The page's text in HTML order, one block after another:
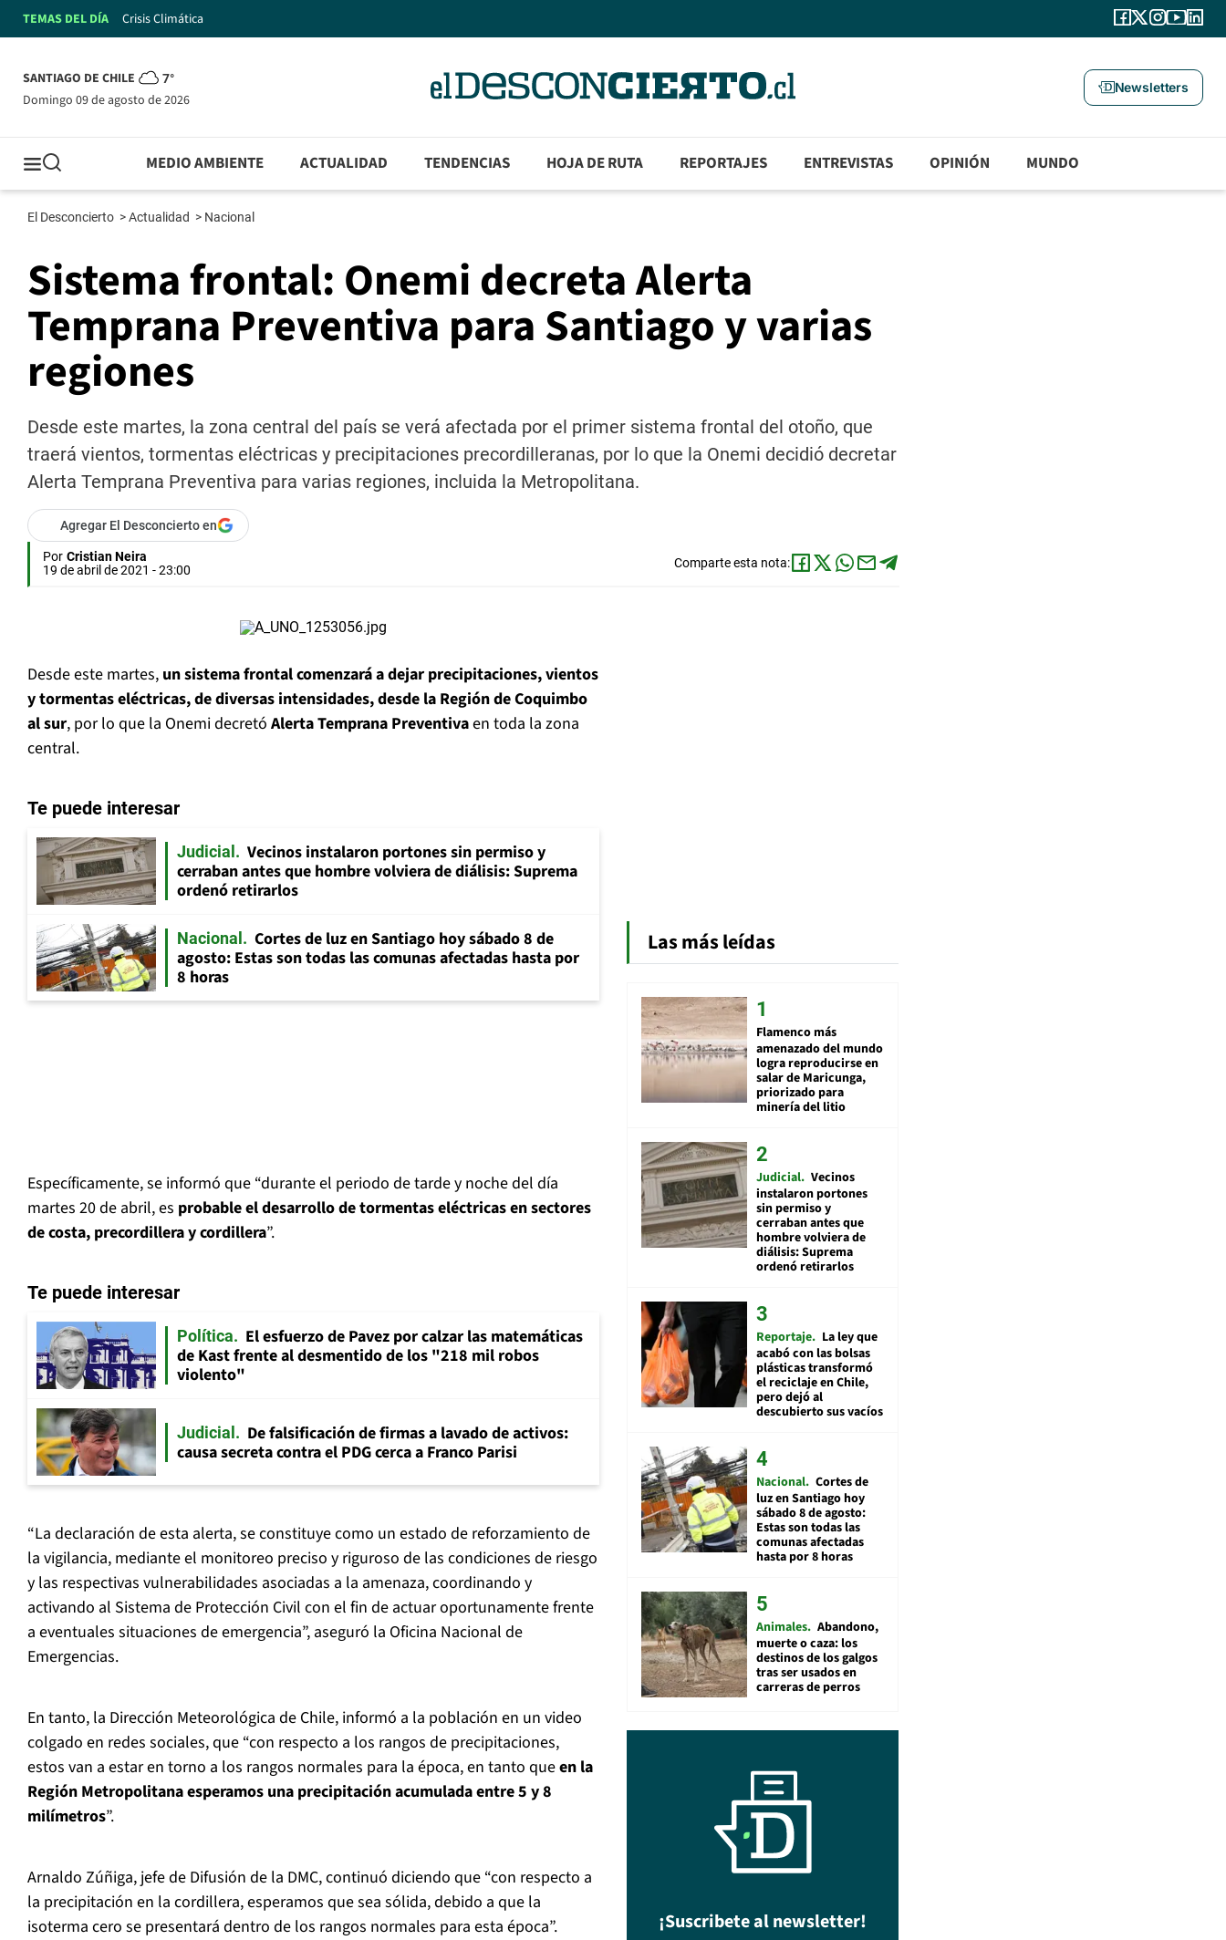
TEMAS DEL DÍA Crisis Climática
SANTIAGO DE CHILE 7°
domingo 09 de agosto de 2026
Newsletters
MEDIO AMBIENTE ACTUALIDAD TENDENCIAS HOJA DE RUTA REPORTAJES ENTREVISTAS OPINIÓN MUNDO
El Desconcierto >Actualidad > Nacional
Sistema frontal: Onemi decreta Alerta
Temprana Preventiva para Santiago y varias
regiones
Desde este martes, la zona central del país se verá afectada por el primer sistema frontal del otoño, que
traerá vientos, tormentas eléctricas y precipitaciones precordilleranas, por lo que la Onemi decidió decretar
Alerta Temprana Preventiva para varias regiones, incluida la Metropolitana.
Agregar El Desconcierto en
Por Cristian Neira
19 de abril de 2021 - 23:00
Comparte esta nota:
Desde este martes, un sistema frontal comenzará a dejar precipitaciones, vientos
y tormentas eléctricas, de diversas intensidades, desde la Región de Coquimbo
al sur, por lo que la Onemi decretó Alerta Temprana Preventivaen toda la zona
central.
Te puede interesar
Judicial
Vecinos instalaron portones sin permiso y
cerraban antes que hombre volviera de diálisis: Suprema
ordenó retirarlos
Nacional
Cortes de luz en Santiago hoy sábado 8 de
agosto: Estas son todas las comunas afectadas hasta por
8 horas
Específicamente, se informó que “durante el periodo de tarde y noche del día
martes 20 de abril, es probable el desarrollo de tormentas eléctricas en sectores
de costa, precordillera y cordillera”.
Te puede interesar
Política
El esfuerzo de Pavez por calzar las matemáticas
de Kast frente al desmentido de los "218 mil robos
violento"
Judicial
De falsificación de firmas a lavado de activos:
causa secreta contra el PDG cerca a Franco Parisi
“La declaración de esta alerta, se constituye como un estado de reforzamiento de
la vigilancia, mediante el monitoreo preciso y riguroso de las condiciones de riesgo
y las respectivas vulnerabilidades asociadas a la amenaza, coordinando y
activando al Sistema de Protección Civil con el fin de actuar oportunamente frente
a eventuales situaciones de emergencia”, aseguró la Oficina Nacional de
Emergencias.
En tanto, la Dirección Meteorológica de Chile, informó a la población en un video
colgado en redes sociales, que “con respecto a los rangos de precipitaciones,
estos van a estar en torno a los rangos normales para la época, en tanto queen la
Región Metropolitana esperamos una precipitación acumulada entre 5 y 8
milímetros”.
Arnaldo Zúñiga, jefe de Difusión de la DMC, continuó diciendo que “con respecto a
la precipitación en la cordillera, esperamos que sea sólida, debido a que la
isoterma cero se presentará dentro de los rangos normales para esta época”.
Las más leídas
Flamenco más
amenazado del mundo
logra reproducirse en
salar de Maricunga,
priorizado para
minería del litio
Judicial Vecinos
instalaron portones
sin permiso y
cerraban antes que
hombre volviera de
diálisis: Suprema
ordenó retirarlos
Reportaje La ley que
acabó con las bolsas
plásticas transformó
el reciclaje en Chile,
pero dejó al
descubierto sus vacíos
Nacional Cortes de
luz en Santiago hoy
sábado 8 de agosto:
Estas son todas las
comunas afectadas
hasta por 8 horas
Animales Abandono,
muerte o caza: los
destinos de los galgos
tras ser usados en
carreras de perros
¡Suscribete al newsletter!